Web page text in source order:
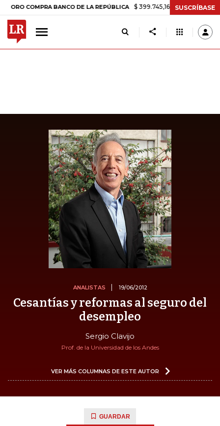
BANCO DE LA REPÚBLICA $ 399.745,16 +$ 2.295,71 +0,58%
SUSCRÍBASE
ANALISTAS 19/06/2012
Cesantías y reformas al seguro del
desempleo
Sergio Clavijo
Prof. de la Universidad de los Andes
VER MÁS COLUMNAS DE ESTE AUTOR
GUARDAR